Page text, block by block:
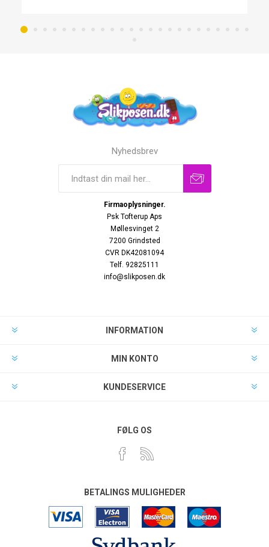
Nyhedsbrev
Firmaoplysninger.
Psk Tofterup Aps
Møllesvinget 2
7200 Grindsted
CVR DK42081094
Telf. 92825111
info@slikposen.dk
INFORMATION
MIN KONTO
KUNDESERVICE
FØLG OS
BETALINGS MULIGHEDER